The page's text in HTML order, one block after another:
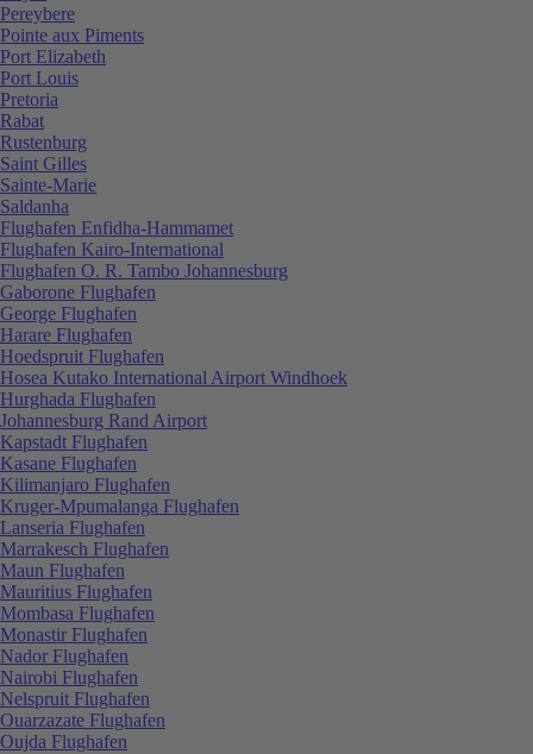
Pereybere
Pointe aux Piments
Port Elizabeth
Port Louis
Pretoria
Rabat
Rustenburg
Saint Gilles
Sainte-Marie
Saldanha
Flughafen Enfidha-Hammamet
Flughafen Kairo-International
Flughafen O. R. Tambo Johannesburg
Gaborone Flughafen
George Flughafen
Harare Flughafen
Hoedspruit Flughafen
Hosea Kutako International Airport Windhoek
Hurghada Flughafen
Johannesburg Rand Airport
Kapstadt Flughafen
Kasane Flughafen
Kilimanjaro Flughafen
Kruger-Mpumalanga Flughafen
Lanseria Flughafen
Marrakesch Flughafen
Maun Flughafen
Mauritius Flughafen
Mombasa Flughafen
Monastir Flughafen
Nador Flughafen
Nairobi Flughafen
Nelspruit Flughafen
Ouarzazate Flughafen
Oujda Flughafen